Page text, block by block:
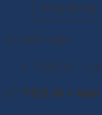
Ứng dụng
👉 Kết luận:
TS15.75 →
👉 TS15.10 =